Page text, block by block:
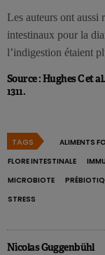
Les auteurs ont aussi
intestinaux pour la
l’indigestion étaient
Source : Hughes C et
1311.
TAGS ALIMENTS
FLORE INTESTINALE
MICROBIOTE
STRESS
Nicolas Guggenbühl